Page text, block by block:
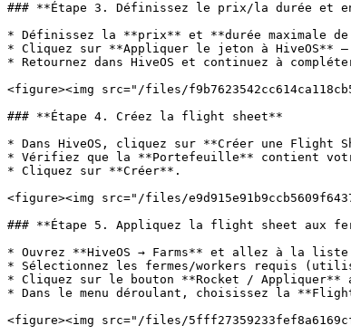
### **Étape 3. Définissez le prix/la durée et
* Définissez la **prix** et **durée maximale
* Cliquez sur **Appliquer le jeton à HiveOS**
* Retournez dans HiveOS et continuez à
<figure><img src="/files/
### **Étape 4. Créez la flight sheet**
* Dans HiveOS, cliquez sur **Créer une Flight
* Vérifiez que la **Portefeuille** contient
* Cliquez sur **Créer**.
<figure><img src="/files/
### **Étape 5. Appliquez la flight sheet aux
* Ouvrez **HiveOS → Farms** et allez à la liste
* Sélectionnez les fermes/workers requis
* Cliquez sur le bouton **Rocket / Appliquer**
* Dans le menu déroulant, choisissez la
<figure><img src="/files/